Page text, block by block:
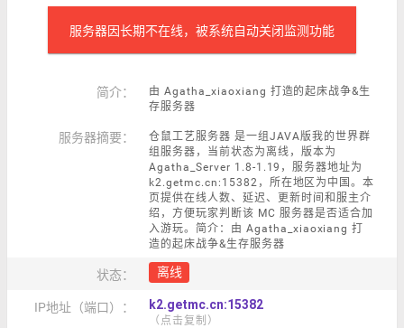
服务器因长期不在线，被系统自动关闭监测功能
简介：
由 Agatha_xiaoxiang 打造的起床战争&生
存服务器
服务器摘要：
仓鼠工艺服务器 是一组JAVA版我的世界群
组服务器，当前状态为离线，版本为
Agatha_Server 1.8-1.19，服务器地址为
k2.getmc.cn:15382，所在地区为中国。本
页提供在线人数、延迟、更新时间和服主介
绍，方便玩家判断该 MC 服务器是否适合加
入游玩。简介：由 Agatha_xiaoxiang 打
造的起床战争&生存服务器
状态： 离线
IP地址（端口）： k2.getmc.cn:15382
（点击复制）